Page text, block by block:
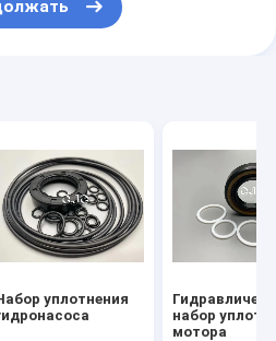
цилиндра
калибра
уплотнения
набор
мотора